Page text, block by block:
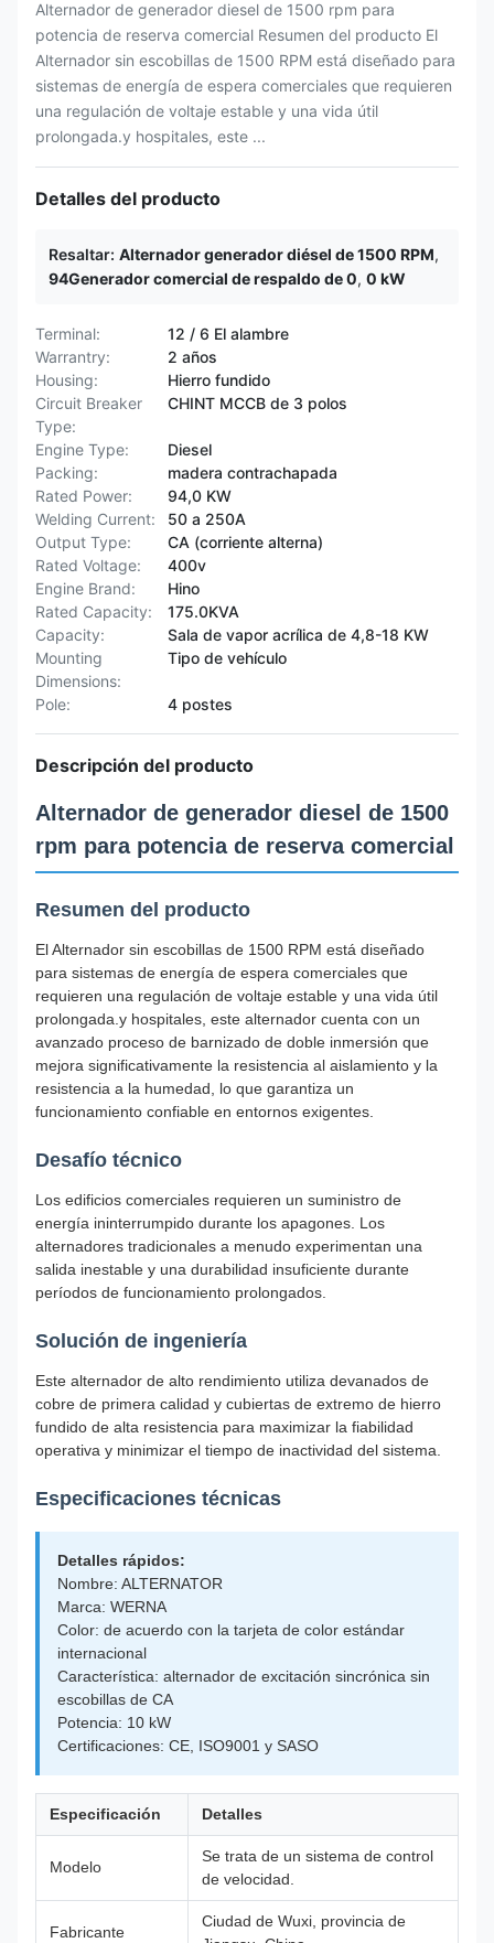
Alternador de generador diesel de 1500 rpm para
potencia de reserva comercial Resumen del producto El
Alternador sin escobillas de 1500 RPM está diseñado para
sistemas de energía de espera comerciales que requieren
una regulación de voltaje estable y una vida útil
prolongada.y hospitales, este ...
Detalles del producto
Resaltar: Alternador generador diésel de 1500 RPM,
94Generador comercial de respaldo de 0, 0 kW
Terminal:
12 / 6 El alambre
Warrantry:
2 años
Housing:
Hierro fundido
Circuit Breaker
Type:
CHINT MCCB de 3 polos
Engine Type:
Diesel
Packing:
madera contrachapada
Rated Power:
94,0 KW
Welding Current:
50 a 250A
Output Type:
CA (corriente alterna)
Rated Voltage:
400v
Engine Brand:
Hino
Rated Capacity:
175.0KVA
Capacity:
Sala de vapor acrílica de 4,8-18 KW
Mounting
Dimensions:
Tipo de vehículo
Pole: 4 postes
Descripción del producto
Alternador de generador diesel de 1500
rpm para potencia de reserva comercial
Resumen del producto
El Alternador sin escobillas de 1500 RPM está diseñado
para sistemas de energía de espera comerciales que
requieren una regulación de voltaje estable y una vida útil
prolongada.y hospitales, este alternador cuenta con un
avanzado proceso de barnizado de doble inmersión que
mejora significativamente la resistencia al aislamiento y la
resistencia a la humedad, lo que garantiza un
funcionamiento confiable en entornos exigentes.
Desafío técnico
Los edificios comerciales requieren un suministro de
energía ininterrumpido durante los apagones. Los
alternadores tradicionales a menudo experimentan una
salida inestable y una durabilidad insuficiente durante
períodos de funcionamiento prolongados.
Solución de ingeniería
Este alternador de alto rendimiento utiliza devanados de
cobre de primera calidad y cubiertas de extremo de hierro
fundido de alta resistencia para maximizar la fiabilidad
operativa y minimizar el tiempo de inactividad del sistema.
Especificaciones técnicas
Detalles rápidos:
Nombre: ALTERNATOR
Marca: WERNA
Color: de acuerdo con la tarjeta de color estándar
internacional
Característica: alternador de excitación sincrónica sin
escobillas de CA
Potencia: 10 kW
Certificaciones: CE, ISO9001 y SASO
Especificación Detalles
Modelo
Se trata de un sistema de control
de velocidad.
Fabricante
Ciudad de Wuxi, provincia de